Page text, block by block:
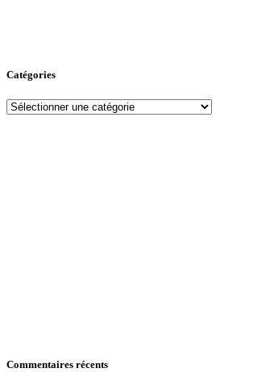
Catégories
Commentaires récents